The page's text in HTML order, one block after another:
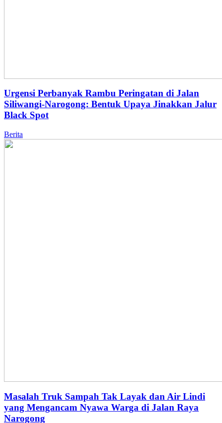
Urgensi Perbanyak Rambu Peringatan di Jalan
Siliwangi-Narogong: Bentuk Upaya Jinakkan Jalur
Black Spot
Berita
Masalah Truk Sampah Tak Layak dan Air Lindi
yang Mengancam Nyawa Warga di Jalan Raya
Narogong